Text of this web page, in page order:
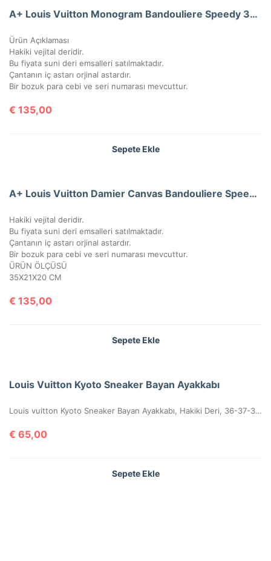
A+ Louis Vuitton Monogram Bandouliere Speedy 30’Luk Vejital Deri (LV33)
Ürün Açıklaması
Hakiki vejital deridir.
Bu fiyata suni deri emsalleri satılmaktadır.
Çantanın iç astarı orjinal astardır.
Bir bozuk para cebi ve seri numarası mevcuttur.
€ 135,00
Sepete Ekle
A+ Louis Vuitton Damier Canvas Bandouliere Speedy 35’Lik Vejital Deri
Hakiki vejital deridir.
Bu fiyata suni deri emsalleri satılmaktadır.
Çantanın iç astarı orjinal astardır.
Bir bozuk para cebi ve seri numarası mevcuttur.
ÜRÜN ÖLÇÜSÜ
35X21X20 CM
€ 135,00
Sepete Ekle
Louis Vuitton Kyoto Sneaker Bayan Ayakkabı
Louis vuitton Kyoto Sneaker Bayan Ayakkabı, Hakiki Deri, 36-37-38-39-40 Numaraları Mevcuttur.
€ 65,00
Sepete Ekle